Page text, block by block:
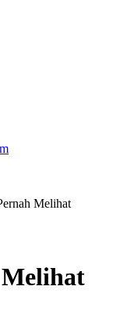
Melihat